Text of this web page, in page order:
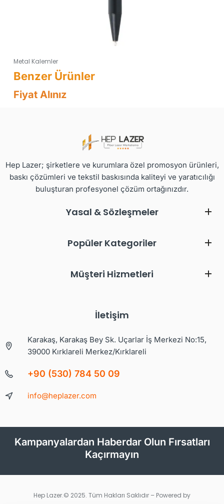
Metal Kalemler
Fiyat Alınız
Hep Lazer; şirketlere ve kurumlara özel promosyon ürünleri,
baskı çözümleri ve tekstil baskısında kaliteyi ve yaratıcılığı
buluşturan profesyonel çözüm ortağınızdır.
Yasal & Sözleşmeler
Popüler Kategoriler
Müşteri Hizmetleri
İletişim
Karakaş, Karakaş Bey Sk. Uçarlar İş Merkezi No:15,
39000 Kırklareli Merkez/Kırklareli
+90 (530) 784 50 09
info@heplazer.com
Kampanyalardan Haberdar Olun Fırsatları
Kaçırmayın
Hep Lazer.© 2025. Tüm Hakları Saklıdır – Powered by